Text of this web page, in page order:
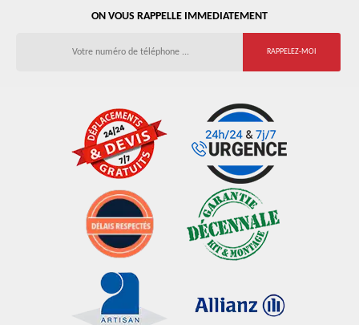
ON VOUS RAPPELLE IMMEDIATEMENT